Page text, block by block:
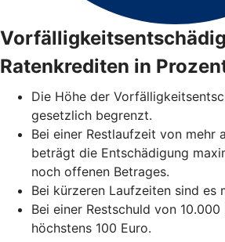
Ratenkrediten in
Die Höhe der
gesetzlich begrenzt.
Bei einer Restlaufzeit von mehr
beträgt die Entschädigung
noch offenen Betrages.
Bei kürzeren Laufzeiten sind es
Bei einer Restschuld von
höchstens 100 Euro.